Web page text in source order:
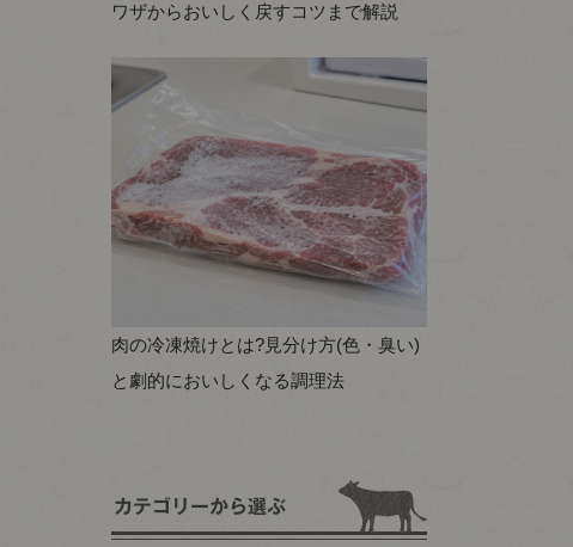
ワザからおいしく戻すコツまで解説
肉の冷凍焼けとは?見分け方(色・臭い)
と劇的においしくなる調理法